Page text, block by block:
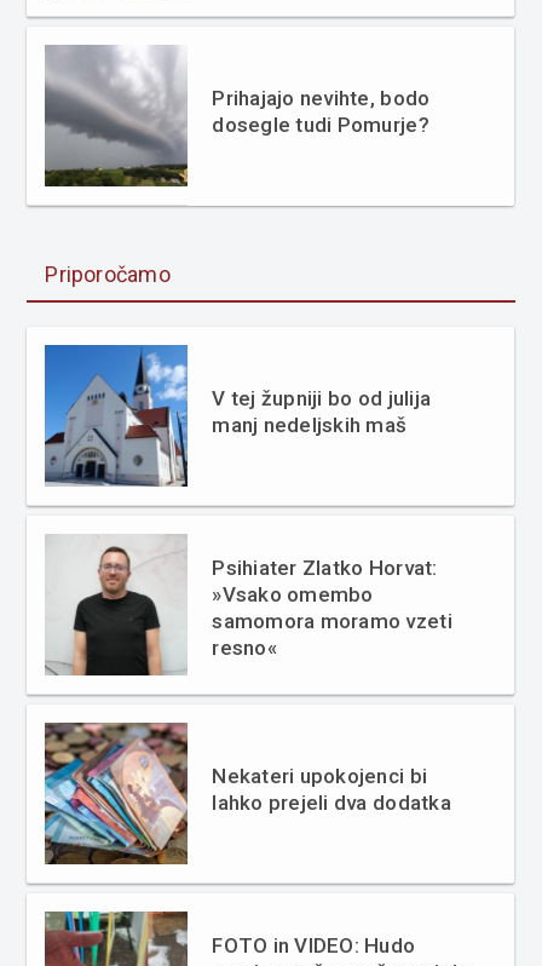
Prihajajo nevihte, bodo
dosegle tudi Pomurje?
Priporočamo
V tej župniji bo od julija
manj nedeljskih maš
Psihiater Zlatko Horvat:
»Vsako omembo
samomora moramo vzeti
resno«
Nekateri upokojenci bi
lahko prejeli dva dodatka
FOTO in VIDEO: Hudo